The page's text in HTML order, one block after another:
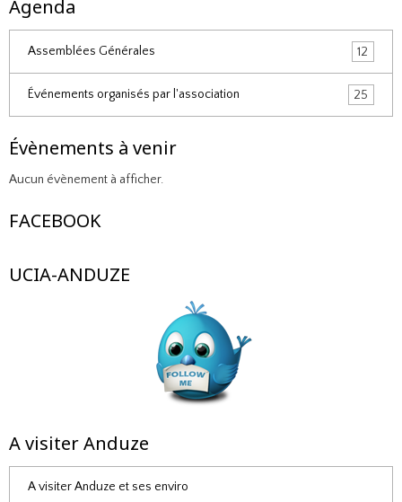
Agenda
Assemblées Générales 12
Événements organisés par l'association 25
Évènements à venir
Aucun évènement à afficher.
FACEBOOK
UCIA-ANDUZE
A visiter Anduze
A visiter Anduze et ses enviro